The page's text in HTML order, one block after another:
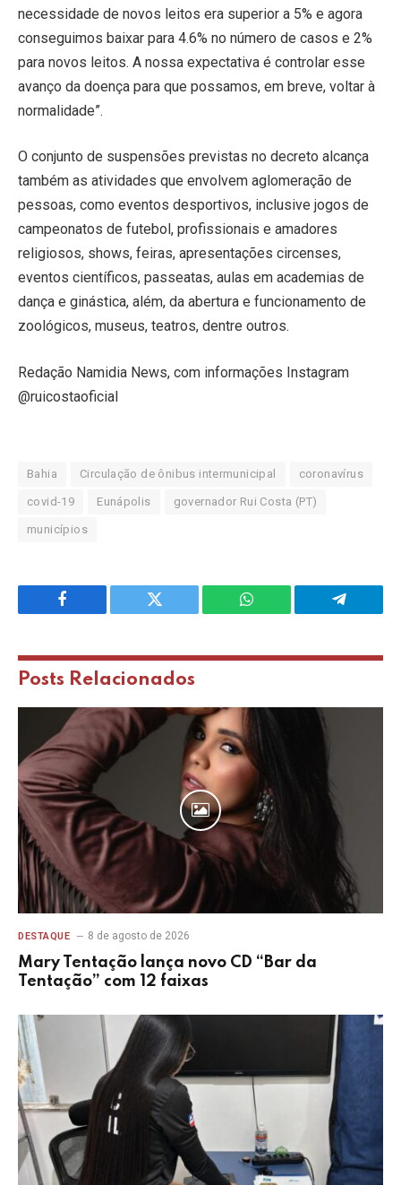
necessidade de novos leitos era superior a 5% e agora
conseguimos baixar para 4.6% no número de casos e 2%
para novos leitos. A nossa expectativa é controlar esse
avanço da doença para que possamos, em breve, voltar à
normalidade”.
O conjunto de suspensões previstas no decreto alcança
também as atividades que envolvem aglomeração de
pessoas, como eventos desportivos, inclusive jogos de
campeonatos de futebol, profissionais e amadores
religiosos, shows, feiras, apresentações circenses,
eventos científicos, passeatas, aulas em academias de
dança e ginástica, além, da abertura e funcionamento de
zoológicos, museus, teatros, dentre outros.
Redação Namidia News, com informações Instagram
@ruicostaoficial
Bahia Circulação de ônibus intermunicipal coronavírus
covid-19 Eunápolis governador Rui Costa (PT)
municípios
Facebook Twitter WhatsApp Telegram
Posts Relacionados
DESTAQUE 8 de agosto de 2026
Mary Tentação lança novo CD “Bar da
Tentação” com 12 faixas